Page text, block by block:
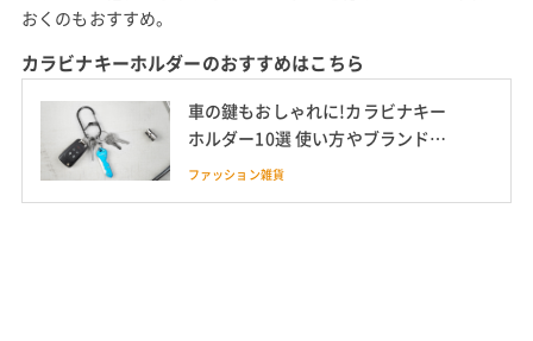
おくのもおすすめ。
カラビナキーホルダーのおすすめはこちら
車の鍵もおしゃれに!カラビナキー
ホルダー10選 使い方やブランド商
品も紹介
ファッション雑貨